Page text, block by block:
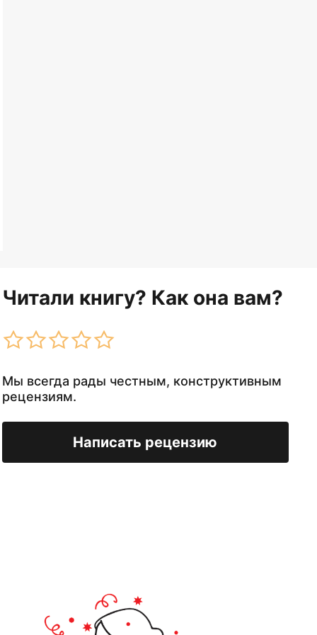
Читали книгу? Как она вам?
Мы всегда рады честным, конструктивным
рецензиям.
Написать рецензию